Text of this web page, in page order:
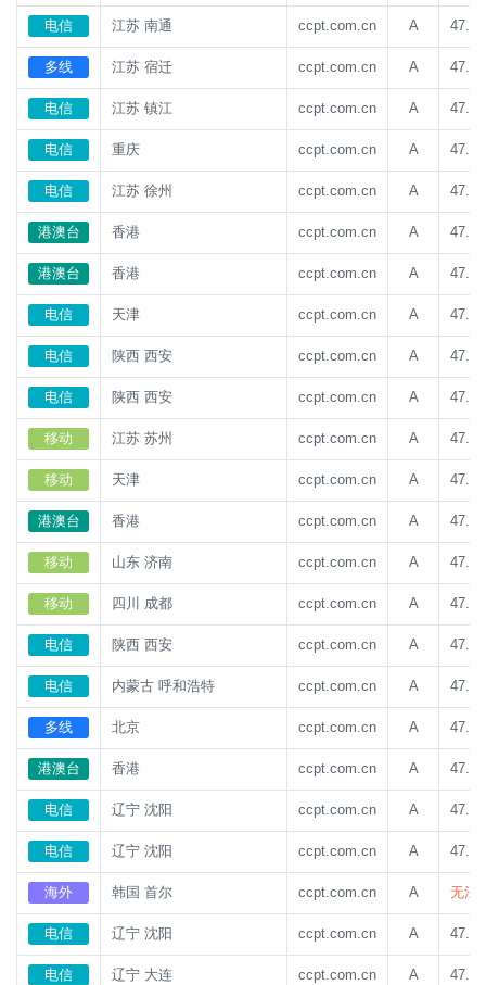
电信 江苏 南通 ccpt.com.cn A
多线 江苏 宿迁 ccpt.com.cn A
电信 江苏 镇江 ccpt.com.cn A
电信 重庆 ccpt.com.cn A
电信 江苏 徐州 ccpt.com.cn A
港澳台 香港 ccpt.com.cn A
港澳台 香港 ccpt.com.cn A
电信 天津 ccpt.com.cn A
电信 陕西 西安 ccpt.com.cn A
电信 陕西 西安 ccpt.com.cn A
移动 江苏 苏州 ccpt.com.cn A
移动 天津 ccpt.com.cn A
港澳台 香港 ccpt.com.cn A
移动 山东 济南 ccpt.com.cn A
移动 四川 成都 ccpt.com.cn A
电信 陕西 西安 ccpt.com.cn A
电信 内蒙古 呼和浩特 ccpt.com.cn A
多线 北京 ccpt.com.cn A
港澳台 香港 ccpt.com.cn A
电信 辽宁 沈阳 ccpt.com.cn A
电信 辽宁 沈阳 ccpt.com.cn A
海外 韩国 首尔 ccpt.com.cn A 无法
电信 辽宁 沈阳 ccpt.com.cn A
电信 辽宁 大连 ccpt.com.cn A